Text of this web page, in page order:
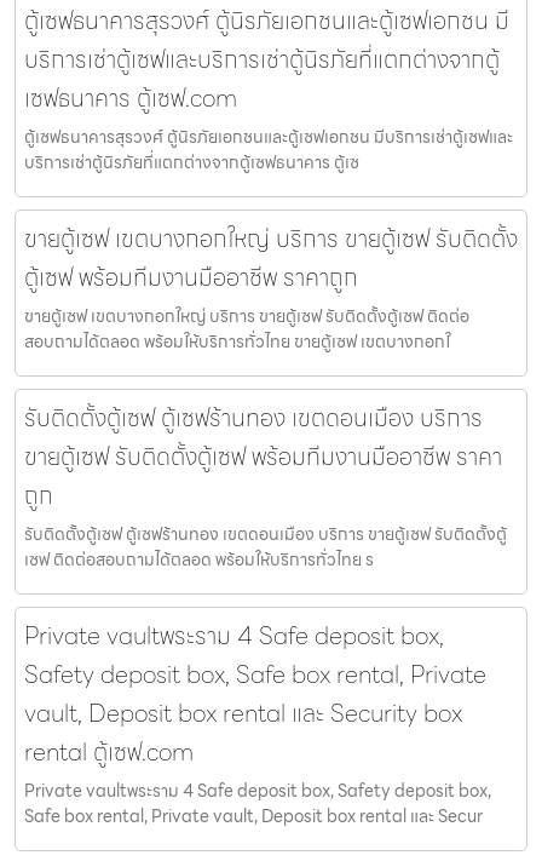
ตู้เซฟธนาคารสุรวงศ์ ตู้นิรภัยเอกชนและตู้เซฟเอกชน มี
บริการเช่าตู้เซฟและบริการเช่าตู้นิรภัยที่แตกต่างจากตู้
เซฟธนาคาร ตู้เซฟ.com
ตู้เซฟธนาคารสุรวงศ์ ตู้นิรภัยเอกชนและตู้เซฟเอกชน มีบริการเช่าตู้เซฟและ
บริการเช่าตู้นิรภัยที่แตกต่างจากตู้เซฟธนาคาร ตู้เซ
ขายตู้เซฟ เขตบางกอกใหญ่ บริการ ขายตู้เซฟ รับติดตั้ง
ตู้เซฟ พร้อมทีมงานมืออาชีพ ราคาถูก
ขายตู้เซฟ เขตบางกอกใหญ่ บริการ ขายตู้เซฟ รับติดตั้งตู้เซฟ ติดต่อ
สอบถามได้ตลอด พร้อมให้บริการทั่วไทย ขายตู้เซฟ เขตบางกอกใ
รับติดตั้งตู้เซฟ ตู้เซฟร้านทอง เขตดอนเมือง บริการ
ขายตู้เซฟ รับติดตั้งตู้เซฟ พร้อมทีมงานมืออาชีพ ราคา
ถูก
รับติดตั้งตู้เซฟ ตู้เซฟร้านทอง เขตดอนเมือง บริการ ขายตู้เซฟ รับติดตั้งตู้
เซฟ ติดต่อสอบถามได้ตลอด พร้อมให้บริการทั่วไทย ร
Private vaultพระราม 4 Safe deposit box,
Safety deposit box, Safe box rental, Private
vault, Deposit box rental และ Security box
rental ตู้เซฟ.com
Private vaultพระราม 4 Safe deposit box, Safety deposit box,
Safe box rental, Private vault, Deposit box rental และ Secur